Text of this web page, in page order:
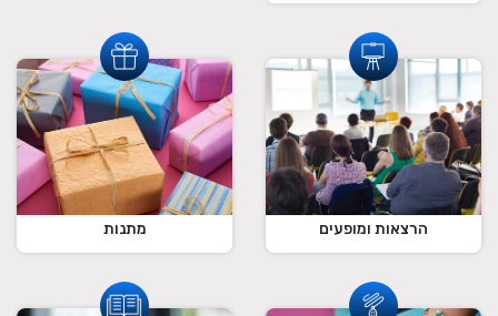
הרצאות ומופעים מתנות